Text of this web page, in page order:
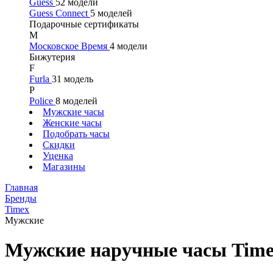
Guess 52 модели
Guess Connect 5 моделей
Подарочные сертификаты
М
Московское Время 4 модели
Бижутерия
F
Furla 31 модель
P
Police 8 моделей
Мужские часы
Женские часы
Подобрать часы
Скидки
Уценка
Магазины
Главная
Бренды
Timex
Мужские
Мужские наручные часы